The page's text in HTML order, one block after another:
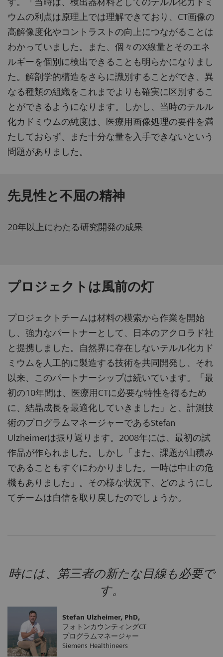
ウムの利点は原理上では理解できており、CT画像の
高解像度化やコントラストの向上につながることは
わかっていました。また、個々のX線量とそのエネ
ルギーを個別に検出できることも明らかになりまし
た。解剖学的構造をさらに識別することができ、異
なる種類の組織をこれまでよりも確実に区別するこ
とができるようになります。しかし、当時のテルル
化カドミウムの純度は、医療用画像処理の要件を満
たしておらず、また十分な量を入手できないという
問題がありました。
先見性と不屈の精神
20年以上にわたる研究開発の成果
プロジェクトは風前の灯
プロジェクトチームは材料の模索から作業を開始
し、強力なパートナーとして、日本のアクロラド社
と提携しました。自然界に存在しないテルル化カド
ミウムを人工的に製造する技術を共同開発し、それ
以来、このパートナーシップは続いています。「最
初の10年間は、医療用CTに必要な特性を得るため
に、結晶成長を最適化していきました」と、計測技
術のプログラムマネージャーであるStefan
Ulzheimerは振り返ります。2008年には、最初の試
作品が作られました。しかし「また、課題が山積み
であることもすぐにわかりました。一時は中止の危
機もありました」。その様な状況下、どのようにし
てチームは自信を取り戻したのでしょうか。
時には、第三者の新たな目線も必要で
す。
Stefan Ulzheimer, PhD,
フォトンカウンティングCT
プログラムマネージャー
Siemens Healthineers